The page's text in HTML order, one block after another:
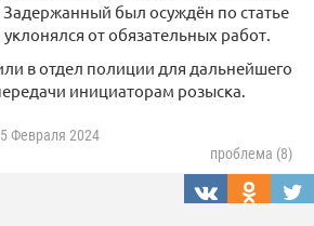
был осуждён по статье
от обязательных работ.
в отдел полиции для дальнейшего
инициаторам розыска.
5 Февраля 2024
проблема (8)